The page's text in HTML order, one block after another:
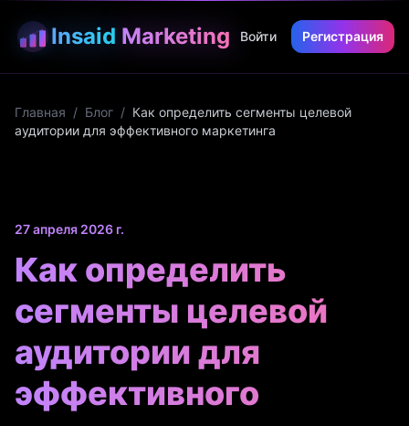
Insaid Marketing Войти Регистрация
Главная / Блог / Как определить сегменты целевой
аудитории для эффективного маркетинга
27 апреля 2026 г.
Как определить
сегменты целевой
аудитории для
эффективного